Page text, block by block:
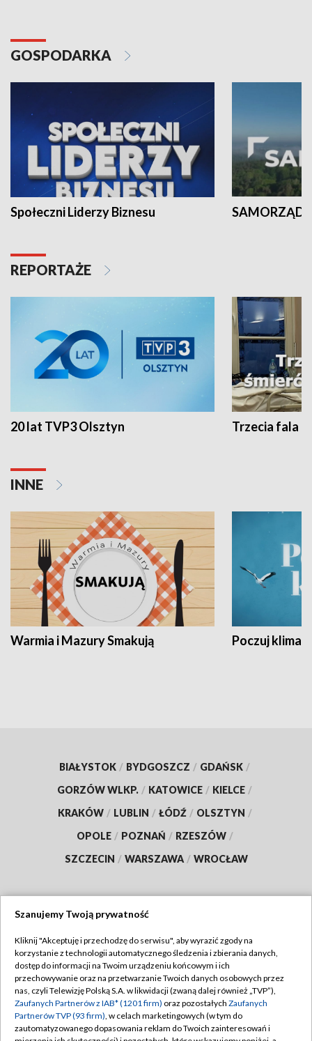
GOSPODARKA
Społeczni Liderzy Biznesu SAMORZĄD
REPORTAŻE
20 lat TVP3 Olsztyn Trzecia fala -
INNE
Warmia i Mazury Smakują Poczuj klimat
BIAŁYSTOK / BYDGOSZCZ / GDAŃSK /
GORZÓW WLKP. / KATOWICE / KIELCE /
KRAKÓW / LUBLIN / ŁÓDŹ / OLSZTYN /
OPOLE / POZNAŃ / RZESZÓW /
SZCZECIN / WARSZAWA / WROCŁAW
TVP
Abonament TVP
Emisja w TVP
Centrum informacji TVP
Regulamin TVP
Polityka prywatności
Moje zgody
Szanujemy Twoją prywatność
Kliknij "Akceptuję i przechodzę do serwisu", aby wyrazić zgody na
korzystanie z technologii automatycznego śledzenia i zbierania danych,
dostęp do informacji na Twoim urządzeniu końcowym i ich
przechowywanie oraz na przetwarzanie Twoich danych osobowych przez
nas, czyli Telewizję Polską S.A. w likwidacji (zwaną dalej również „TVP”),
Zaufanych Partnerów z IAB* (1201 firm) oraz pozostałych Zaufanych
Partnerów TVP (93 firm), w celach marketingowych (w tym do
zautomatyzowanego dopasowania reklam do Twoich zainteresowań i